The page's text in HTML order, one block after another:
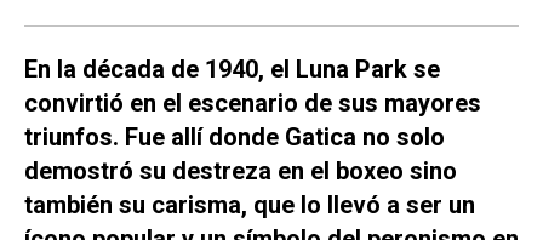
En la década de 1940, el Luna Park se
convirtió en el escenario de sus mayores
triunfos. Fue allí donde Gatica no solo
demostró su destreza en el boxeo sino
también su carisma, que lo llevó a ser un